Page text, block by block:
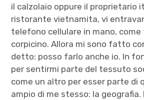
il calzolaio oppure il proprietario
ristorante vietnamita, vi
telefono cellulare in mano, come
corpicino. Allora mi sono fatto
detto: posso farlo anche io. In
per sentirmi parte del tessuto
come un altro per esser parte di
ampio di me stesso: la geografia.